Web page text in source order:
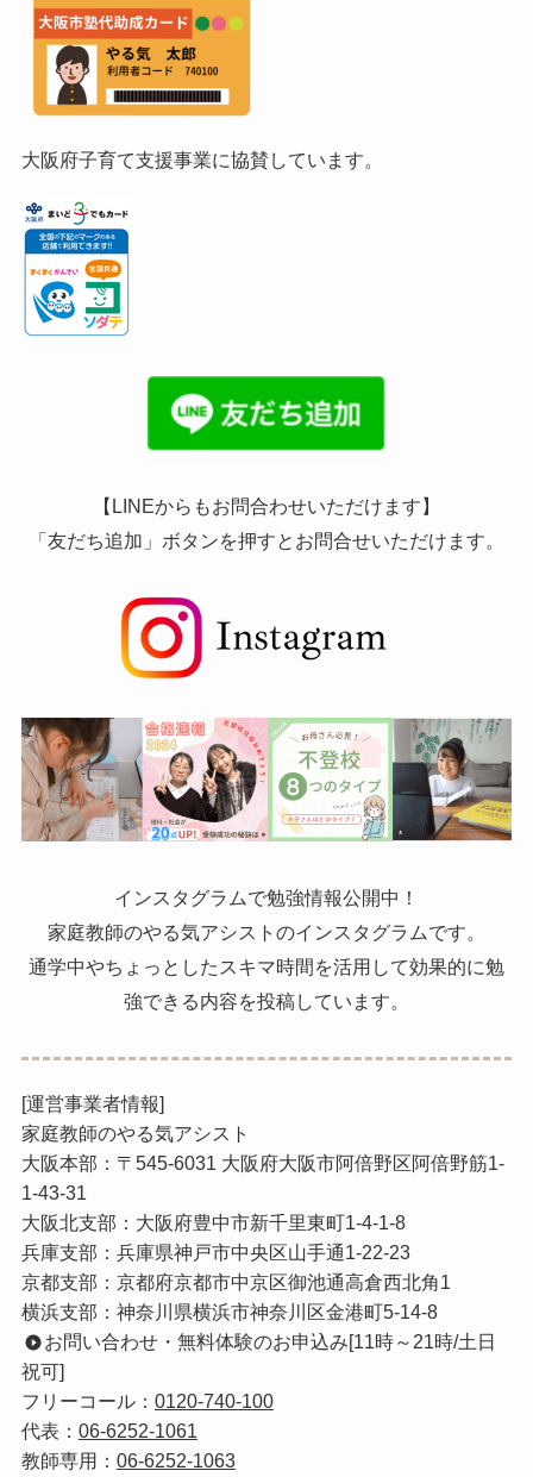
大阪府子育て支援事業に協賛しています。
【LINEからもお問合わせいただけます】
「友だち追加」ボタンを押すとお問合せいただけます。
インスタグラムで勉強情報公開中！
家庭教師のやる気アシストのインスタグラムです。
通学中やちょっとしたスキマ時間を活用して効果的に勉
強できる内容を投稿しています。
[運営事業者情報]
家庭教師のやる気アシスト
大阪本部：〒545-6031 大阪府大阪市阿倍野区阿倍野筋1-
1-43-31
大阪北支部：大阪府豊中市新千里東町1-4-1-8
兵庫支部：兵庫県神戸市中央区山手通1-22-23
京都支部：京都府京都市中京区御池通高倉西北角1
横浜支部：神奈川県横浜市神奈川区金港町5-14-8
お問い合わせ・無料体験のお申込み[11時～21時/土日
祝可]
フリーコール： 0120-740-100
代表： 06-6252-1061
教師専用： 06-6252-1063